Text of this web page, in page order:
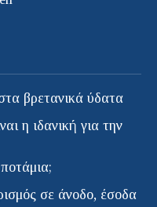
βρετανικά ύδατα
η ιδανική για την
σε άνοδο, έσοδα